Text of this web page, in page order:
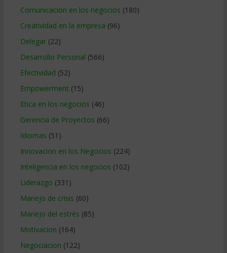
Comunicacion en los negocios (180)
Creatividad en la empresa (96)
Delegar(22)
Desarrollo Personal (566)
Efectividad (52)
Empowerment (15)
Etica en los negocios (46)
Gerencia de Proyectos (66)
Idiomas (51)
Innovacion en los Negocios (224)
Inteligencia en los negocios (102)
Liderazgo (331)
Manejo de crisis (60)
Manejo del estrés (85)
Motivacion (164)
Negociacion (122)